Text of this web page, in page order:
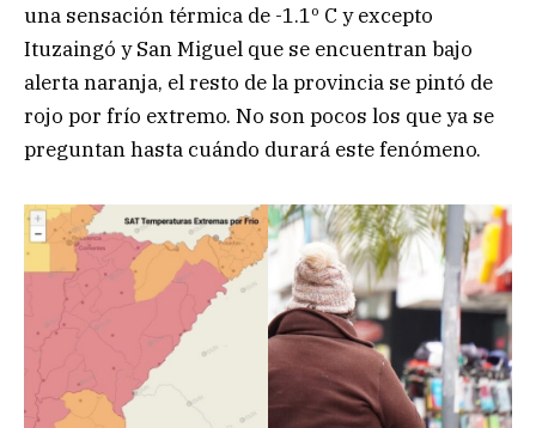
una sensación térmica de -1.1º C y excepto
Ituzaingó y San Miguel que se encuentran bajo
alerta naranja, el resto de la provincia se pintó de
rojo por frío extremo. No son pocos los que ya se
preguntan hasta cuándo durará este fenómeno.